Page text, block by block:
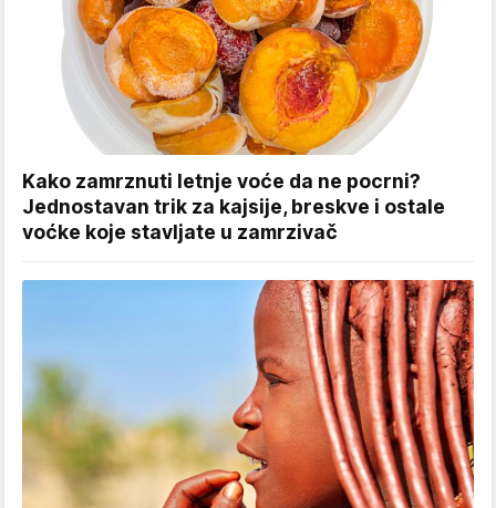
Kako zamrznuti letnje voće da ne pocrni?
Jednostavan trik za kajsije, breskve i ostale
voćke koje stavljate u zamrzivač